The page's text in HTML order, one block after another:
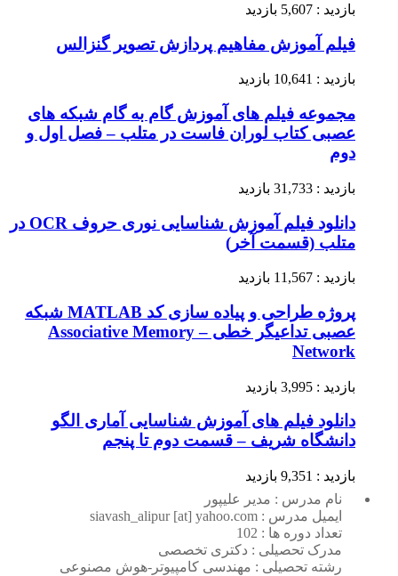
بازدید : 5,607 بازدید
فیلم آموزش مفاهیم پردازش تصویر گنزالس
بازدید : 10,641 بازدید
مجموعه فیلم های آموزش گام به گام شبکه های
عصبی کتاب لوران فاست در متلب – فصل اول و
دوم
بازدید : 31,733 بازدید
دانلود فیلم آموزش شناسایی نوری حروف OCR در
متلب (قسمت آخر)
بازدید : 11,567 بازدید
پروژه طراحی و پیاده سازی کد MATLAB شبکه‌
عصبی تداعیگر خطی – Associative Memory
Network
بازدید : 3,995 بازدید
دانلود فیلم های آموزش شناسایی آماری الگو
دانشگاه شریف – قسمت دوم تا پنجم
بازدید : 9,351 بازدید
نام مدرس : مدیر علیپور
ایمیل مدرس : siavash_alipur [at] yahoo.com
تعداد دوره ها : 102
مدرک تحصیلی : دکتری تخصصی
رشته تحصیلی : مهندسی کامپیوتر-هوش مصنوعی